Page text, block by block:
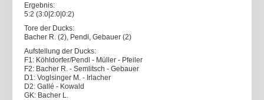
Ergebnis:
5:2 (3:0|2:0|0:2)
Tore der Ducks:
Bacher R. (2), Pendl, Gebauer (2)
Aufstellung der Ducks:
F1: Köhldorfer/Pendl - Müller - Pfeiler
F2: Bacher R. - Semlitsch - Gebauer
D1: Voglsinger M. - Irlacher
D2: Gallé - Kowald
GK: Bacher L.